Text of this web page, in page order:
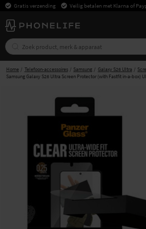
Gratis verzending Veilig betalen met Klarna of
Home Telefoon-accessoires Samsung Galaxy S26 Ultra
Samsung Galaxy S26 Ultra Screen Protector (with Fastfit in-a-box)